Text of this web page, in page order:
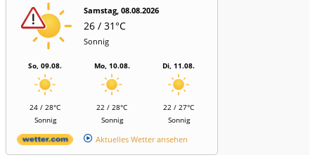
Samstag, 08.08.2026
26 / 31°C
Sonnig
So, 09.08.
24 / 28°C
Sonnig
Mo, 10.08.
22 / 28°C
Sonnig
Di, 11.08.
22 / 27°C
Sonnig
Aktuelles Wetter ansehen